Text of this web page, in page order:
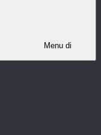
Menu di